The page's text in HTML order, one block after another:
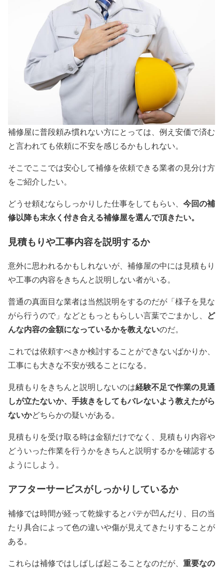
補修屋に普段頼み慣れない方にとっては、例え安価で済む
と言われても依頼に不安を感じるかもしれない。
そこでここでは安心して補修を依頼できる業者の見分け方
をご紹介したい。
どうせ頼むならしっかりした仕事をしてもらい、 今回の補
修以降も末永く付き合える補修屋を選んで頂きたい。
見積もりや工事内容を説明するか
意外に思われるかもしれないが、補修屋の中には見積もり
や工事の内容をきちんと説明しない者がいる。
普通の真面目な業者は当然説明をするのだが「様子を見な
がら行うので」などともっともらしい言葉でごまかし、 ど
んな内容の金額になっているかを教えないのだ。
これでは依頼すべきか検討することができないばかりか、
工事にも大きな不安が残ることになる。
見積もりをきちんと説明しないのは経験不足で作業の見通
しが立たないか、手抜きをしてもバレないよう教えたがら
ないかどちらかの疑いがある。
見積もりを受け取る時は金額だけでなく、見積もり内容や
どういった作業を行うかをきちんと説明するかを確認する
ようにしよう。
アフターサービスがしっかりしているか
補修では時間が経って乾燥するとパテが凹んだり、日の当
たり具合によって色の違いや傷が見えてきたりすることが
ある。
これらは補修ではしばしば起こることなのだが、 重要なの